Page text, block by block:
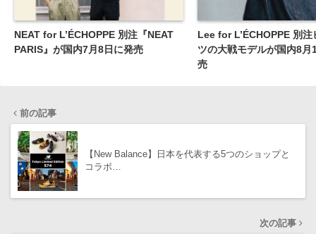
NEAT for L’ÉCHOPPE 別注『NEAT
PARIS』が国内7月8日に発売
Lee for L’ÉCHOPPE 別注
ツの大戦モデルが国内8月
売
前の記事
【New Balance】日本を代表する5つのショップと
コラボ…
次の記事